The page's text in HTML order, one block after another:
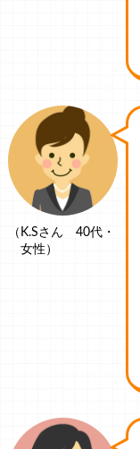
（K.Sさん 40代・
女性）